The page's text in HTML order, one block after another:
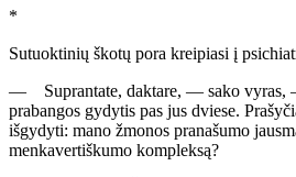
*
Sutuoktinių škotų pora kreipiasi į
— Suprantate, daktare, — sako vyras,
prabangos gydytis pas jus dviese.
išgydyti: mano žmonos pranašumo
menkavertiškumo kompleksą?